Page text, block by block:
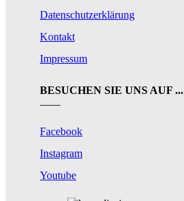
Datenschutzerklärung
Kontakt
Impressum
BESUCHEN SIE UNS AUF ...
Facebook
Instagram
Youtube